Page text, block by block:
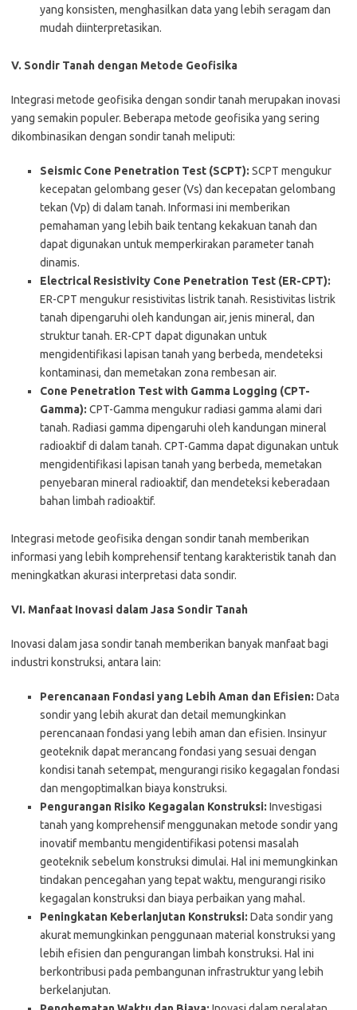
yang konsisten, menghasilkan data yang lebih seragam dan
mudah diinterpretasikan.
V. Sondir Tanah dengan Metode Geofisika
Integrasi metode geofisika dengan sondir tanah merupakan inovasi
yang semakin populer. Beberapa metode geofisika yang sering
dikombinasikan dengan sondir tanah meliputi:
Seismic Cone Penetration Test (SCPT): SCPT mengukur
kecepatan gelombang geser (Vs) dan kecepatan gelombang
tekan (Vp) di dalam tanah. Informasi ini memberikan
pemahaman yang lebih baik tentang kekakuan tanah dan
dapat digunakan untuk memperkirakan parameter tanah
dinamis.
Electrical Resistivity Cone Penetration Test (ER-CPT):
ER-CPT mengukur resistivitas listrik tanah. Resistivitas listrik
tanah dipengaruhi oleh kandungan air, jenis mineral, dan
struktur tanah. ER-CPT dapat digunakan untuk
mengidentifikasi lapisan tanah yang berbeda, mendeteksi
kontaminasi, dan memetakan zona rembesan air.
Cone Penetration Test with Gamma Logging (CPT-
Gamma): CPT-Gamma mengukur radiasi gamma alami dari
tanah. Radiasi gamma dipengaruhi oleh kandungan mineral
radioaktif di dalam tanah. CPT-Gamma dapat digunakan untuk
mengidentifikasi lapisan tanah yang berbeda, memetakan
penyebaran mineral radioaktif, dan mendeteksi keberadaan
bahan limbah radioaktif.
Integrasi metode geofisika dengan sondir tanah memberikan
informasi yang lebih komprehensif tentang karakteristik tanah dan
meningkatkan akurasi interpretasi data sondir.
VI. Manfaat Inovasi dalam Jasa Sondir Tanah
Inovasi dalam jasa sondir tanah memberikan banyak manfaat bagi
industri konstruksi, antara lain:
Perencanaan Fondasi yang Lebih Aman dan Efisien: Data
sondir yang lebih akurat dan detail memungkinkan
perencanaan fondasi yang lebih aman dan efisien. Insinyur
geoteknik dapat merancang fondasi yang sesuai dengan
kondisi tanah setempat, mengurangi risiko kegagalan fondasi
dan mengoptimalkan biaya konstruksi.
Pengurangan Risiko Kegagalan Konstruksi: Investigasi
tanah yang komprehensif menggunakan metode sondir yang
inovatif membantu mengidentifikasi potensi masalah
geoteknik sebelum konstruksi dimulai. Hal ini memungkinkan
tindakan pencegahan yang tepat waktu, mengurangi risiko
kegagalan konstruksi dan biaya perbaikan yang mahal.
Peningkatan Keberlanjutan Konstruksi: Data sondir yang
akurat memungkinkan penggunaan material konstruksi yang
lebih efisien dan pengurangan limbah konstruksi. Hal ini
berkontribusi pada pembangunan infrastruktur yang lebih
berkelanjutan.